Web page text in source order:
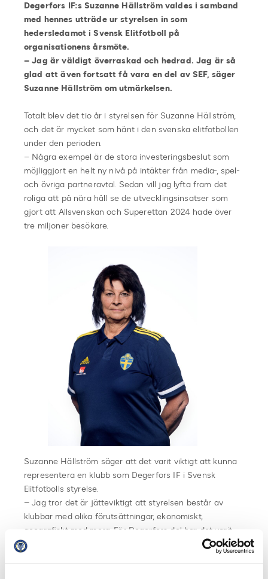
Degerfors IF:s Suzanne Hällström valdes i samband
med hennes utträde ur styrelsen in som
hedersledamot i Svensk Elitfotboll på
organisationens årsmöte.
– Jag är väldigt överraskad och hedrad. Jag är så
glad att även fortsatt få vara en del av SEF, säger
Suzanne Hällström om utmärkelsen.
Totalt blev det tio år i styrelsen för Suzanne Hällström,
och det är mycket som hänt i den svenska elitfotbollen
under den perioden.
– Några exempel är de stora investeringsbeslut som
möjliggjort en helt ny nivå på intäkter från media-, spel-
och övriga partneravtal. Sedan vill jag lyfta fram det
roliga att på nära håll se de utvecklingsinsatser som
gjort att Allsvenskan och Superettan 2024 hade över
tre miljoner besökare.
Suzanne Hällström säger att det varit viktigt att kunna
representera en klubb som Degerfors IF i Svensk
Elitfotbolls styrelse.
– Jag tror det är jätteviktigt att styrelsen består av
klubbar med olika förutsättningar, ekonomiskt,
geografiskt med mera. För Degerfors del har det varit
mycket positivt och lärorikt att finnas med på den här